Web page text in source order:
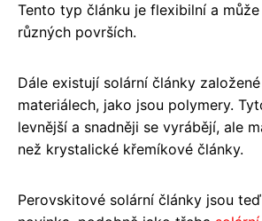
Tento typ článku je flexibilní a
různých površích.
Dále existují solární články
materiálech, jako jsou polymery.
levnější a snadněji se vyrábějí, ale
než krystalické křemíkové články.
Perovskitové solární články jsou